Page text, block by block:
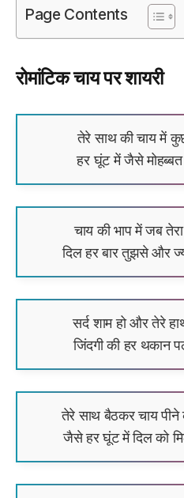
Page Contents
रोमांटिक चाय पर शायरी
तेरे साथ की चाय में
हर घूंट में जैसे मोहब्बत
चाय की भाप में जब
दिल हर बार तुझसे और
सर्द शाम हो और तेरे
जिंदगी की हर थकान
तेरे साथ बैठकर चाय
जैसे हर घूंट में दिल को